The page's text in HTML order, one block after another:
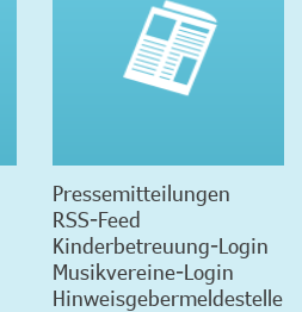
Pressemitteilungen
RSS-Feed
Kinderbetreuung-Login
Musikvereine-Login
Hinweisgebermeldestelle